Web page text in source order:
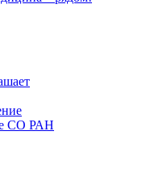
СО РАН